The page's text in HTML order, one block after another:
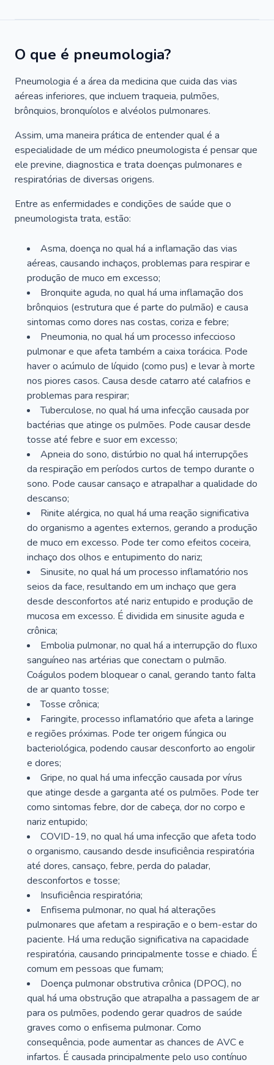
O que é pneumologia?
Pneumologia é a área da medicina que cuida das vias
aéreas inferiores, que incluem traqueia, pulmões,
brônquios, bronquíolos e alvéolos pulmonares.
Assim, uma maneira prática de entender qual é a
especialidade de um médico pneumologista é pensar que
ele previne, diagnostica e trata doenças pulmonares e
respiratórias de diversas origens.
Entre as enfermidades e condições de saúde que o
pneumologista trata, estão:
Asma, doença no qual há a inflamação das vias
aéreas, causando inchaços, problemas para respirar e
produção de muco em excesso;
Bronquite aguda, no qual há uma inflamação dos
brônquios (estrutura que é parte do pulmão) e causa
sintomas como dores nas costas, coriza e febre;
Pneumonia, no qual há um processo infeccioso
pulmonar e que afeta também a caixa torácica. Pode
haver o acúmulo de líquido (como pus) e levar à morte
nos piores casos. Causa desde catarro até calafrios e
problemas para respirar;
Tuberculose, no qual há uma infecção causada por
bactérias que atinge os pulmões. Pode causar desde
tosse até febre e suor em excesso;
Apneia do sono, distúrbio no qual há interrupções
da respiração em períodos curtos de tempo durante o
sono. Pode causar cansaço e atrapalhar a qualidade do
descanso;
Rinite alérgica, no qual há uma reação significativa
do organismo a agentes externos, gerando a produção
de muco em excesso. Pode ter como efeitos coceira,
inchaço dos olhos e entupimento do nariz;
Sinusite, no qual há um processo inflamatório nos
seios da face, resultando em um inchaço que gera
desde desconfortos até nariz entupido e produção de
mucosa em excesso. É dividida em sinusite aguda e
crônica;
Embolia pulmonar, no qual há a interrupção do fluxo
sanguíneo nas artérias que conectam o pulmão.
Coágulos podem bloquear o canal, gerando tanto falta
de ar quanto tosse;
Tosse crônica;
Faringite, processo inflamatório que afeta a laringe
e regiões próximas. Pode ter origem fúngica ou
bacteriológica, podendo causar desconforto ao engolir
e dores;
Gripe, no qual há uma infecção causada por vírus
que atinge desde a garganta até os pulmões. Pode ter
como sintomas febre, dor de cabeça, dor no corpo e
nariz entupido;
COVID-19, no qual há uma infecção que afeta todo
o organismo, causando desde insuficiência respiratória
até dores, cansaço, febre, perda do paladar,
desconfortos e tosse;
Insuficiência respiratória;
Enfisema pulmonar, no qual há alterações
pulmonares que afetam a respiração e o bem-estar do
paciente. Há uma redução significativa na capacidade
respiratória, causando principalmente tosse e chiado. É
comum em pessoas que fumam;
Doença pulmonar obstrutiva crônica (DPOC), no
qual há uma obstrução que atrapalha a passagem de ar
para os pulmões, podendo gerar quadros de saúde
graves como o enfisema pulmonar. Como
consequência, pode aumentar as chances de AVC e
infartos. É causada principalmente pelo uso contínuo